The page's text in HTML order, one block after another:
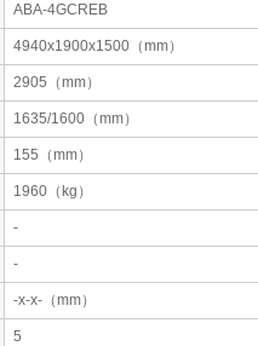
ABA-4GCREB
4940x1900x1500（mm）
2905（mm）
1635/1600（mm）
155（mm）
1960（kg）
-
-
-x-x-（mm）
5